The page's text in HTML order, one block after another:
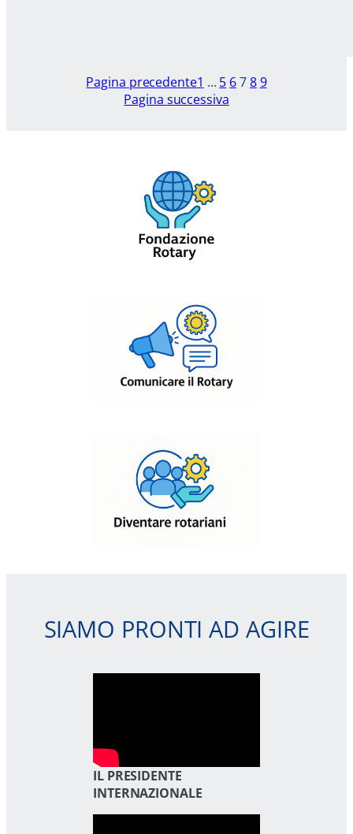
Pagina precedente1 … 5 6789
Pagina successiva
SIAMO PRONTI AD AGIRE
IL PRESIDENTE
INTERNAZIONALE